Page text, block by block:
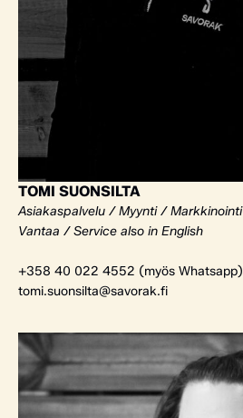
TOMI SUONSILTA
Asiakaspalvelu / Myynti / Markkinointi
Vantaa / Service also in English
+358 40 022 4552 (myös Whatsapp)
tomi.suonsilta@savorak.fi